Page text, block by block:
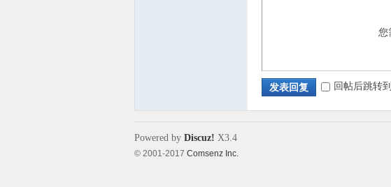
您
发表回复 回帖后跳转
Powered by Discuz! X3.4
© 2001-2017 Comsenz Inc.